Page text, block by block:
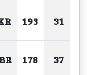
193 31
178 37